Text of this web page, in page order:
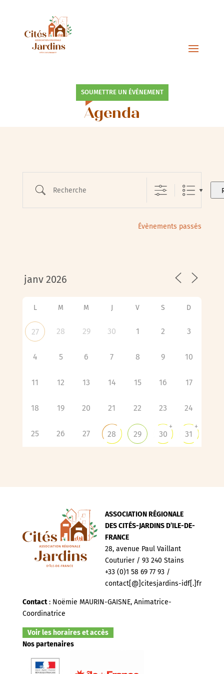
SOUMETTRE UN ÉVÉNEMENT
Agenda
Évènements passés
L M M J V S D
27 28 29 30 1 2 3
4 5 6 7 8 9 10
11 12 13 14 15 16 17
18 19 20 21 22 23 24
25 26 27 28 29 30
+
31
+
ASSOCIATION RÉGIONALE
DES CITÉS-JARDINS D’ILE-DE-
FRANCE
28, avenue Paul Vaillant
Couturier / 93 240 Stains
+33 (0)1 58 69 77 93 /
contact[@]citesjardins-idf[.]fr
Contact: Noëmie MAURIN-GAISNE, Animatrice-
Coordinatrice
Voir les horaires et accès
Nos partenaires